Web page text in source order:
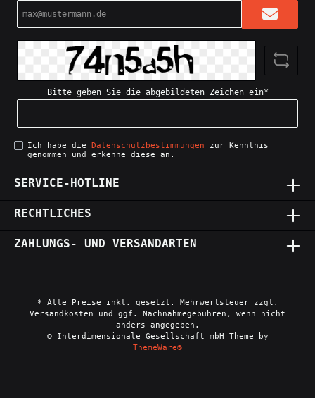
Adresse*
Bitte geben Sie die abgebildeten Zeichen ein*
Ich habe die Datenschutzbestimmungen zur Kenntnis
genommen und erkenne diese an.
SERVICE-HOTLINE
RECHTLICHES
ZAHLUNGS- UND VERSANDARTEN
* Alle Preise inkl. gesetzl. Mehrwertsteuer zzgl.
Versandkosten und ggf. Nachnahmegebühren, wenn nicht
anders angegeben.
© Interdimensionale Gesellschaft mbH Theme by
ThemeWare®